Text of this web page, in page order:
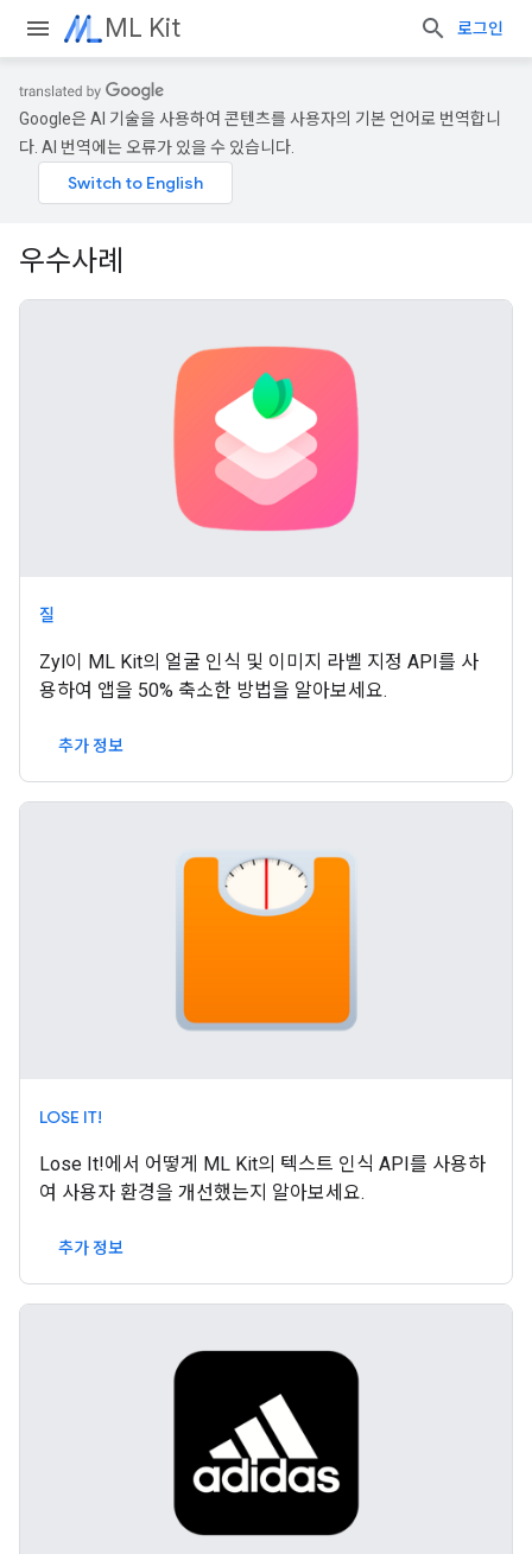
ML Kit 로그인
Google은 AI 기술을 사용하여 콘텐츠를 사용자의 기본 언어로 번역합니
다. AI 번역에는 오류가 있을 수 있습니다.
우수사례
질
Zyl이 ML Kit의 얼굴 인식 및 이미지 라벨 지정 API를 사
용하여 앱을 50% 축소한 방법을 알아보세요.
추가 정보
LOSE IT!
Lose It!에서 어떻게 ML Kit의 텍스트 인식 API를 사용하
여 사용자 환경을 개선했는지 알아보세요.
추가 정보